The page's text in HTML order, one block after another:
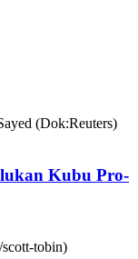
Kubu Pro-